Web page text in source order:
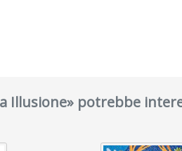
Illusione» potrebbe